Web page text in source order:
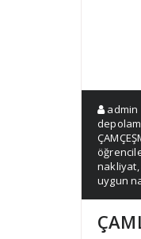
admin
nakliyat
uygun